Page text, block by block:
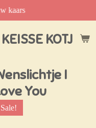
KOTJE
kaars
I
You
Sale!